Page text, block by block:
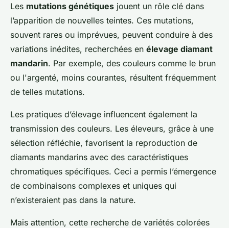
Les mutations génétiques jouent un rôle clé dans
l’apparition de nouvelles teintes. Ces mutations,
souvent rares ou imprévues, peuvent conduire à des
variations inédites, recherchées en élevage diamant
mandarin. Par exemple, des couleurs comme le brun
ou l'argenté, moins courantes, résultent fréquemment
de telles mutations.
Les pratiques d’élevage influencent également la
transmission des couleurs. Les éleveurs, grâce à une
sélection réfléchie, favorisent la reproduction de
diamants mandarins avec des caractéristiques
chromatiques spécifiques. Ceci a permis l’émergence
de combinaisons complexes et uniques qui
n’existeraient pas dans la nature.
Mais attention, cette recherche de variétés colorées